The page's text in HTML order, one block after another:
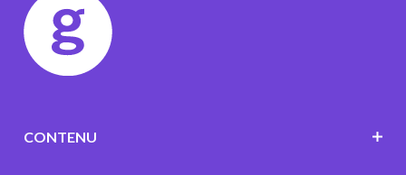
CONTENU